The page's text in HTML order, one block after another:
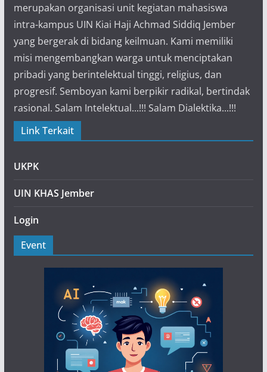
merupakan organisasi unit kegiatan mahasiswa
intra-kampus UIN Kiai Haji Achmad Siddiq Jember
yang bergerak di bidang keilmuan. Kami memiliki
misi mengembangkan warga untuk menciptakan
pribadi yang berintelektual tinggi, religius, dan
progresif. Semboyan kami berpikir radikal, bertindak
rasional. Salam Intelektual...!!! Salam Dialektika...!!!
Link Terkait
UKPK
UIN KHAS Jember
Login
Event